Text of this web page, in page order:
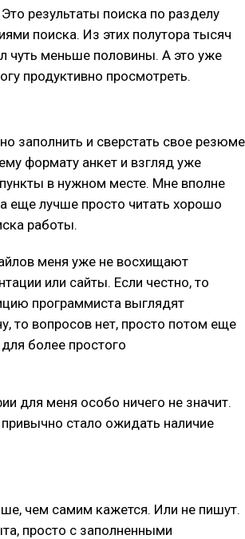
результаты поиска по разделу
поиска. Из этих полутора тысяч
чуть меньше половины. А это уже
продуктивно просмотреть.
заполнить и сверстать свое
формату анкет и взгляд уже
в нужном месте. Мне вполне
еще лучше просто читать хорошо
работы.
меня уже не восхищают
или сайты. Если честно, то
программиста выглядят
то вопросов нет, просто потом еще
более простого
для меня особо ничего не значит.
стало ожидать наличие
чем самим кажется. Или не пишут.
просто с заполненными